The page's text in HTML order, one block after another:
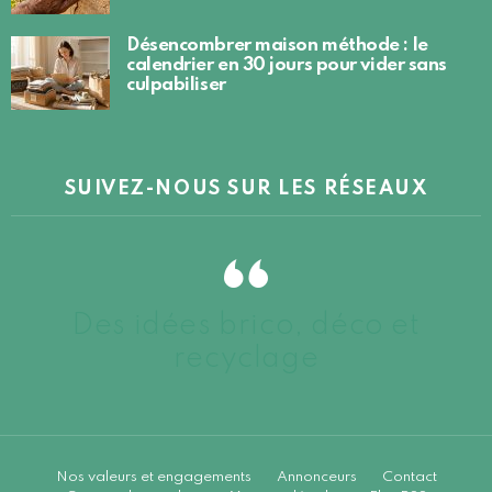
Désencombrer maison méthode : le
calendrier en 30 jours pour vider sans
culpabiliser
SUIVEZ-NOUS SUR LES RÉSEAUX
Nos valeurs et engagements Annonceurs
Contact